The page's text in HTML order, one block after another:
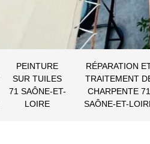
PEINTURE
SUR TUILES
71 SAÔNE-ET-
LOIRE
RÉPARATION
TRAITEMENT
CHARPENTE 71
SAÔNE-ET-